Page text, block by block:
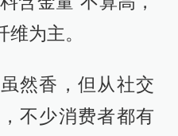
为主。
然香，但从社交
不少消费者都有